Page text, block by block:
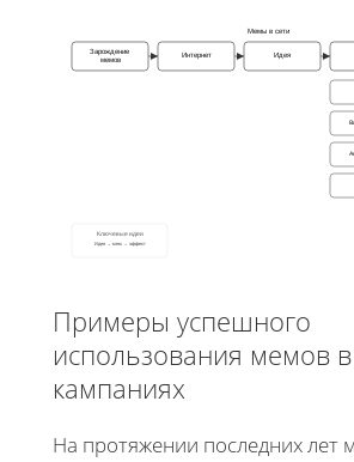
Мемы в сети
Зарождение
мемов Интернет Идея
Ключевые идеи
Идея → мем → эффект
Примеры успешного
использования мемов
кампаниях
На протяжении последних лет